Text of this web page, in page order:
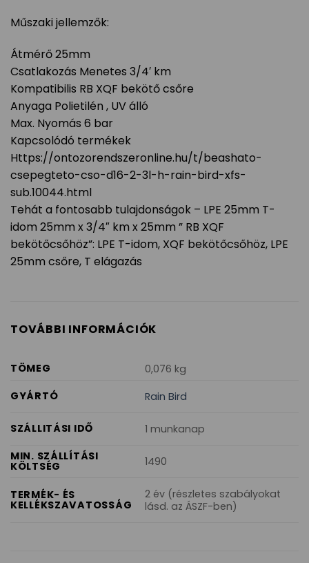
Műszaki jellemzők:
Átmérő 25mm
Csatlakozás Menetes 3/4′ km
Kompatibilis RB XQF bekötő csőre
Anyaga Polietilén , UV álló
Max. Nyomás 6 bar
Kapcsolódó termékek
Https://ontozorendszeronline.hu/t/beashato-
csepegteto-cso-d16-2-3l-h-rain-bird-xfs-
sub.10044.html
Tehát a fontosabb tulajdonságok – LPE 25mm T-
idom 25mm x 3/4″ km x 25mm ” RB XQF
bekötőcsőhöz”: LPE T-idom, XQF bekötőcsőhöz, LPE
25mm csőre, T elágazás
TOVÁBBI INFORMÁCIÓK
TÖMEG
0,076 kg
GYÁRTÓ
Rain Bird
SZÁLLITÁSI IDŐ
1 munkanap
MIN. SZÁLLÍTÁSI
KÖLTSÉG 1490
TERMÉK- ÉS
KELLÉKSZAVATOSSÁG
2 év (részletes szabályokat
lásd. az ÁSZF-ben)